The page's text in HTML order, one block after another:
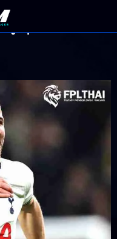
งสุดของตัวเอง